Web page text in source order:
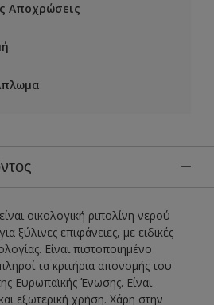
Αποχρώσεις
οικολογική ριπολίνη νερού
ξύλινες επιφάνειες, με ειδικές
Είναι πιστοποιημένο
τα κριτήρια απονομής του
Ευρωπαϊκής Ένωσης. Είναι
εξωτερική χρήση. Χάρη στην